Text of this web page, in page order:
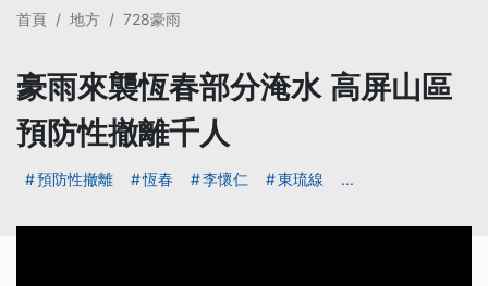
首頁 地方 728豪雨
豪雨來襲恆春部分淹水 高屏山區
預防性撤離千人
預防性撤離 恆春 李懷仁 東琉線 ...